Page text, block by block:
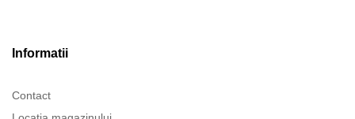
Informatii
Contact